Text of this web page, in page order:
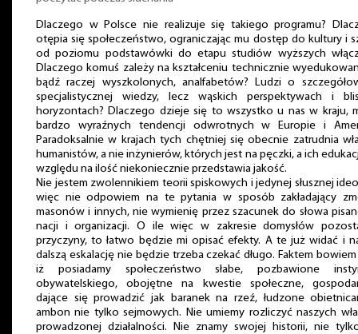
Dlaczego w Polsce nie realizuje się takiego programu?
otępia się społeczeństwo, ograniczając mu dostęp do kultury i
od poziomu podstawówki do etapu studiów wyższych
Dlaczego komuś zależy na kształceniu technicznie
bądź raczej wyszkolonych, analfabetów? Ludzi o
specjalistycznej wiedzy, lecz wąskich perspektywach i
horyzontach? Dlaczego dzieje się to wszystko u nas w kraju,
bardzo wyraźnych tendencji odwrotnych w Europie i
Paradoksalnie w krajach tych chętniej się obecnie zatrudnia
humanistów, a nie inżynierów, których jest na pęczki, a ich
względu na ilość niekoniecznie przedstawia jakość.
Nie jestem zwolennikiem teorii spiskowych i jedynej słusznej
więc nie odpowiem na te pytania w sposób zakładający
masonów i innych, nie wymienię przez szacunek do słowa
nacji i organizacji. O ile więc w zakresie domysłów
przyczyny, to łatwo będzie mi opisać efekty. A te już widać i
dalszą eskalację nie będzie trzeba czekać długo. Faktem
iż posiadamy społeczeństwo słabe, pozbawione
obywatelskiego, obojętne na kwestie społeczne,
dające się prowadzić jak baranek na rzeź, łudzone
ambon nie tylko sejmowych. Nie umiemy rozliczyć naszych
prowadzonej działalności. Nie znamy swojej historii, nie